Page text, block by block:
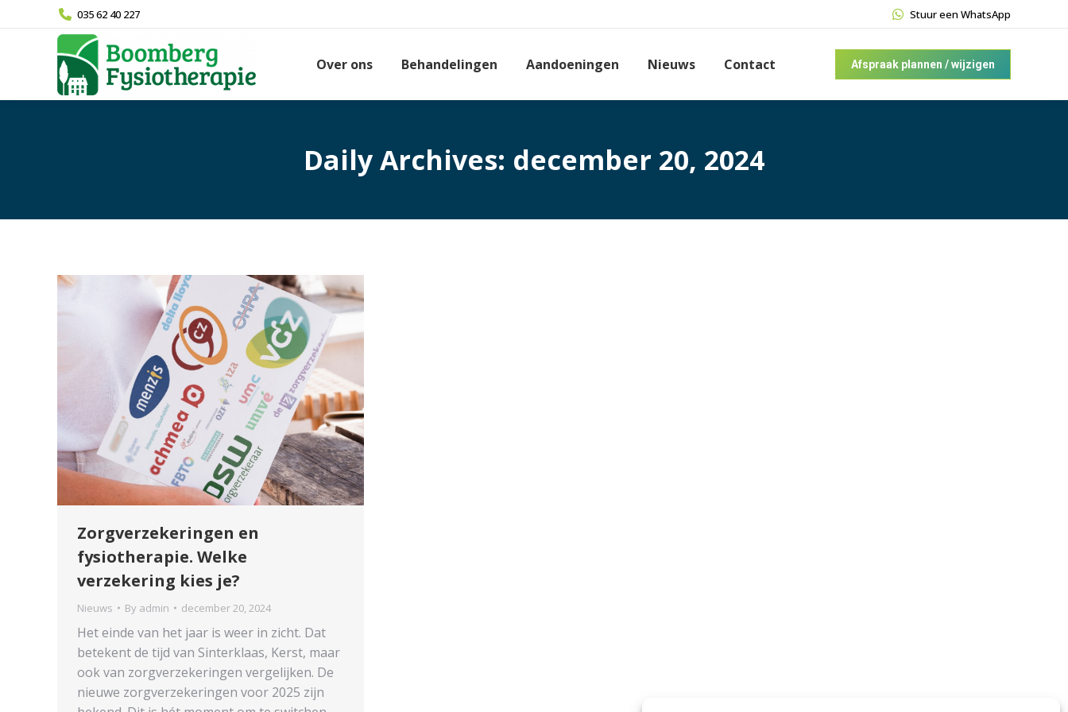
035 62 40 227 Stuur een WhatsApp
Over ons Behandelingen Aandoeningen Nieuws Contact Afspraak plannen / wijzigen
Daily Archives: december 20, 2024
Zorgverzekeringen en
fysiotherapie. Welke
verzekering kies je?
Nieuws By admin december 20, 2024
Het einde van het jaar is weer in zicht. Dat
betekent de tijd van Sinterklaas, Kerst, maar
ook van zorgverzekeringen vergelijken. De
nieuwe zorgverzekeringen voor 2025 zijn